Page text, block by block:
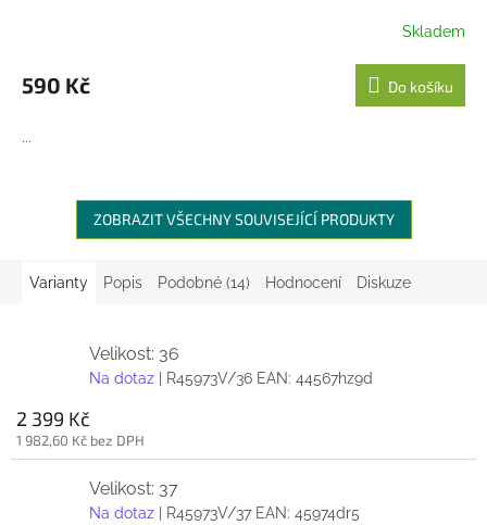
Skladem
590 Kč Do košíku
...
ZOBRAZIT VŠECHNY SOUVISEJÍCÍ PRODUKTY
Varianty Popis Podobné (14) Hodnocení Diskuze
Velikost: 36
Na dotaz | R45973V/36 EAN: 44567hz9d
2 399 Kč
1 982,60 Kč bez DPH
Velikost: 37
Na dotaz | R45973V/37 EAN: 45974dr5